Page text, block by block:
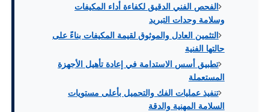
الفحص الفني الدقيق لكفاءة أداء المكيفات
وسلامة وحدات التبريد
التثمين العادل والموثوق لقيمة المكيفات بناءً على
حالتها الفنية
تطبيق أسس الاستدامة في إعادة تأهيل الأجهزة
المستعملة
تنفيذ عمليات الفك والتحميل بأعلى مستويات
السلامة المهنية والدقة